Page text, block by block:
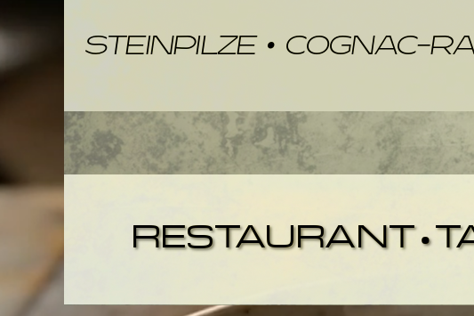
steinpilze• COGNAC-